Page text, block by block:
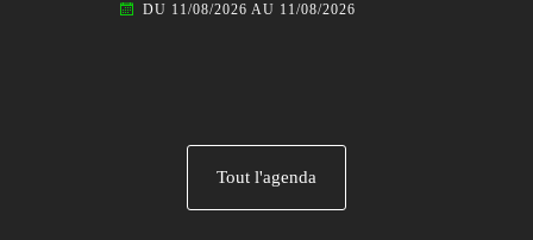
DU 11/08/2026 AU 11/08/2026
Tout l'agenda